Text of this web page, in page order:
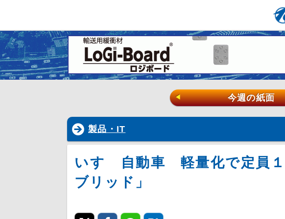
◀ 今週の紙面
製品・IT
いすゞ自動車 軽量化で定員
ブリッド」